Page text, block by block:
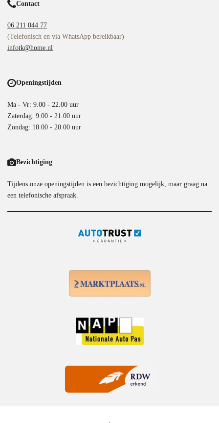
Contact
06 211 044 77
(Telefonisch en via WhatsApp bereikbaar)
infotk@home.nl
Openingstijden
Ma - Vr: 9.00 - 22.00 uur
Zaterdag: 9.00 - 21.00 uur
Zondag: 10.00 - 20.00 uur
Bezichtiging
Tijdens onze openingstijden is een bezichtiging mogelijk, maar graag na
een telefonische afspraak.